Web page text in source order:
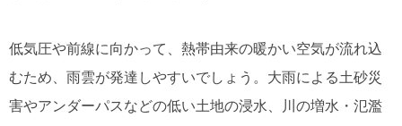
低気圧や前線に向かって、熱帯由来の暖かい空気が流れ込
むため、雨雲が発達しやすいでしょう。大雨による土砂災
害やアンダーパスなどの低い土地の浸水、川の増水・氾濫